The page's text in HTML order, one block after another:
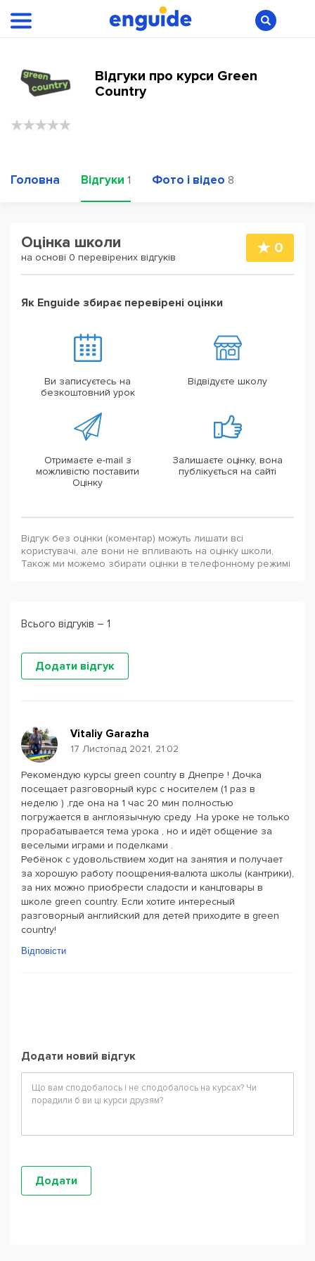
Відгуки про курси Green
Country
Головна Відгуки 1 Фото і відео 8
Оцінка школи
на основі 0 перевірених відгуків
0
Як Enguide збирає перевірені оцінки
Ви записуєтесь на
безкоштовний урок
Відвідуєте школу
Отримаєте e-mail з
можливістю поставити
Оцінку
Залишаєте оцінку, вона
публікується на сайті
Відгук без оцінки (коментар) можуть лишати всі
користувачі, але вони не впливають на оцінку школи,
Також ми можемо збирати оцінки в телефонному режимі
Всього відгуків – 1
Додати відгук
Vitaliy Garazha
17 Листопад 2021, 21:02
Рекомендую курсы green country в Днепре ! Дочка
посещает разговорный курс с носителем (1 раз в
неделю ) ,где она на 1 час 20 мин полностью
погружается в англоязычную среду .На уроке не только
прорабатывается тема урока , но и идёт общение за
веселыми играми и поделками .
Ребёнок с удовольствием ходит на занятия и получает
за хорошую работу поощрения-валюта школы (кантрики),
за них можно приобрести сладости и кaнцтовары в
школе green country. Если хотите интересный
разговорный английский для детей приходите в green
country!
Відповісти
Додати новий відгук